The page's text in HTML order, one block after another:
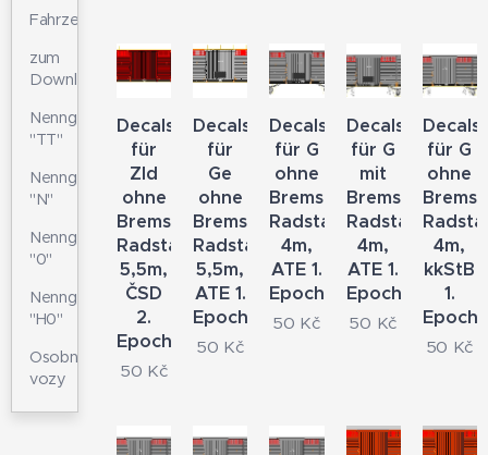
Fahrzeugdetaile
zum
Download
Nenngrösse
"TT"
Nenngrösse
"N"
Nenngrösse
"0"
Nenngrösse
"H0"
Osobní
vozy
Decals
für
Zld
ohne
Bremse,
Radstand
5,5m,
ČSD
2.
Epoche
50 Kč
Decals
für
Ge
ohne
Bremse,
Radstand
5,5m,
ATE 1.
Epoche
50 Kč
Decals
für G
ohne
Bremse,
Radstand
4m,
ATE 1.
Epoche
50 Kč
Decals
für G
mit
Bremse,
Radstand
4m,
ATE 1.
Epoche
50 Kč
Decals
für G
ohne
4m,
kkStB
1.
Epoche
50 Kč